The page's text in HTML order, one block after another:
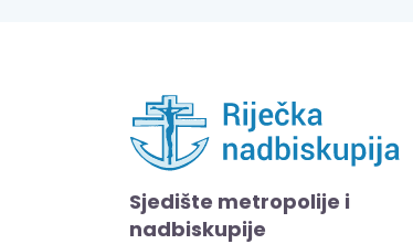
Sjedište metropolije i
nadbiskupije